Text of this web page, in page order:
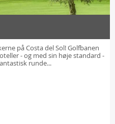
på Costa del Sol! Golfbanen
- og med sin høje standard -
runde...